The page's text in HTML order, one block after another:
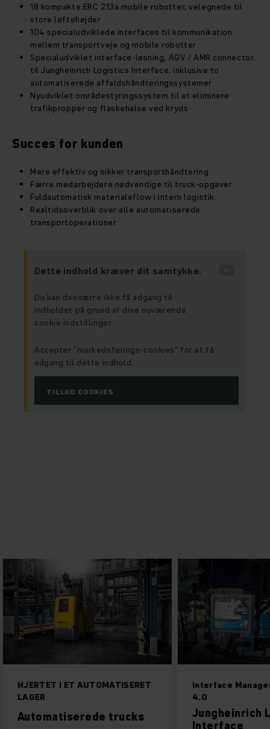
18 kompakte ERC 213a mobile robotter, velegnede til
store løftehøjder
104 specialudviklede interfaces til kommunikation
mellem transportveje og mobile robotter
Specialudviklet interface-løsning, AGV / AMR connector,
til Jungheinrich Logistics Interface, inklusive to
automatiserede affaldshåndteringssystemer
Nyudviklet områdestyringssystem til at eliminere
trafikpropper og flaskehalse ved kryds
Succes for kunden
Mere effektiv og sikker transporthåndtering
Færre medarbejdere nødvendige til truck-opgaver
Fuldautomatisk materialeflow i intern logistik
Realtidsoverblik over alle automatiserede
transportoperationer
Dette indhold kræver dit samtykke.
Du kan desværre ikke få adgang til
indholdet på grund af dine nuværende
cookie indstillinger.
Accepter ”markedsførings-cookies” for at få
adgang til dette indhold.
TILLAD COOKIES
trucks
Interface Management | Industri
Jungheinrich Logistics